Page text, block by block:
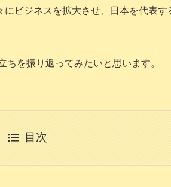
ビジネスを拡大させ、日本を代表す
ちを振り返ってみたいと思います。
目次